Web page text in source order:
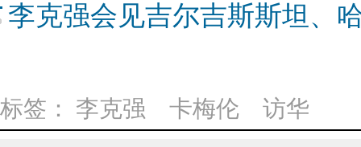
李克强会见吉尔吉斯斯坦、
标签： 李克强 卡梅伦 访华